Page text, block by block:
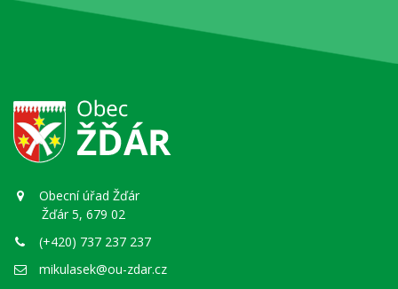
Obecní úřad Žďár
Žďár 5, 679 02
(+420) 737 237 237
mikulasek@ou-zdar.cz